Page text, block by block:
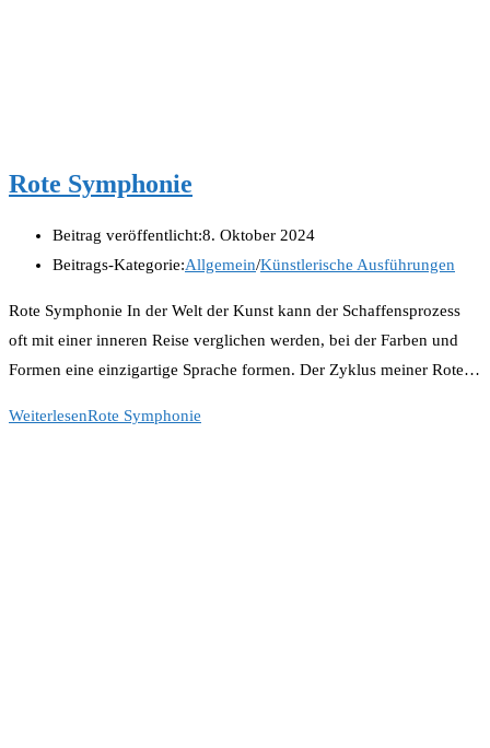
Rote Symphonie
Beitrag veröffentlicht:8. Oktober 2024
Beitrags-Kategorie:Allgemein/Künstlerische Ausführungen
Rote Symphonie In der Welt der Kunst kann der Schaffensprozess
oft mit einer inneren Reise verglichen werden, bei der Farben und
Formen eine einzigartige Sprache formen. Der Zyklus meiner Rote…
WeiterlesenRote Symphonie